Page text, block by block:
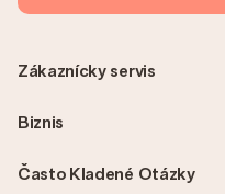
Často Kladené Otázky
Zákaznícky servis
Biznis